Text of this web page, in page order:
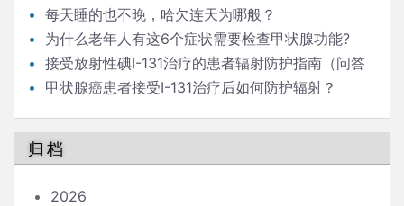
每天睡的也不晚，哈欠连天为哪般？
为什么老年人有这6个症状需要检查甲状腺功能?
接受放射性碘I-131治疗的患者辐射防护指南（问答
版）甲状腺癌患者接受I-131治疗后如何防护辐射？
归档
2026